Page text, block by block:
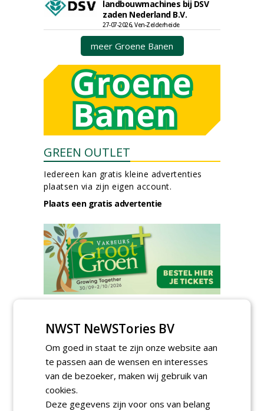
landbouwmachines bij DSV
zaden Nederland B.V.
27-07-2026, Ven-Zelderheide
meer Groene Banen
GREEN OUTLET
Iedereen kan gratis kleine advertenties
plaatsen via zijn eigen account.
Plaats een gratis advertentie
Kennismakingssessie ETT op
9 september
woensdag 9 september 2026
Poel organiseert
Boomverzorgersdag voor
vrijdag 9 oktober 2026
NWST NeWSTories BV
Om goed in staat te zijn onze website aan
te passen aan de wensen en interesses
van de bezoeker, maken wij gebruik van
cookies.
Deze gegevens zijn voor ons van belang